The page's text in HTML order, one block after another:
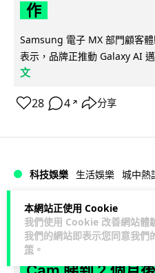
本網站正使用 Cookie
我們使用 Cookie 改善網站體
我們的網站即表示您同意我們
策 。
作
Samsung 電子 MX 部門顧客
表示，品牌正推動 Galaxy AI
文
28 4 ↗ 分享
科技娛樂 生活娛樂 城中熱
Lawton 1 日
港夫婦澳門的士拾